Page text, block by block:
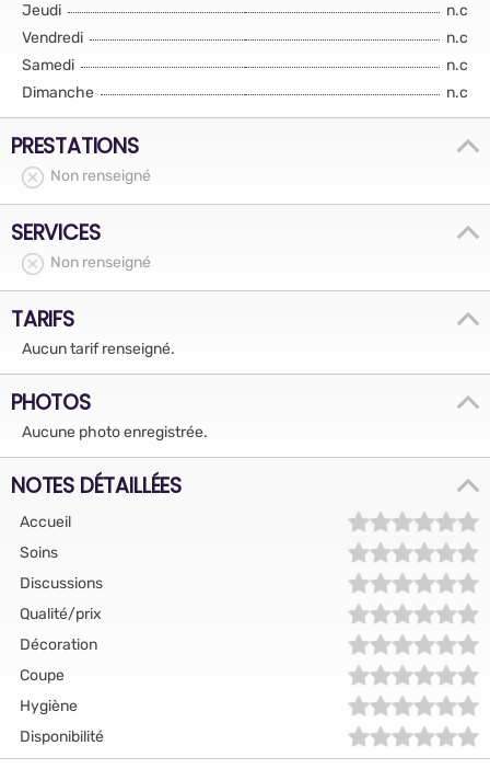
Jeudi
n.c
Vendredi
n.c
Samedi
n.c
Dimanche
n.c
PRESTATIONS
Non renseigné
SERVICES
Non renseigné
TARIFS
Aucun tarif renseigné.
PHOTOS
Aucune photo enregistrée.
NOTES DÉTAILLÉES
Accueil
Soins
Discussions
Qualité/prix
Décoration
Coupe
Hygiène
Disponibilité